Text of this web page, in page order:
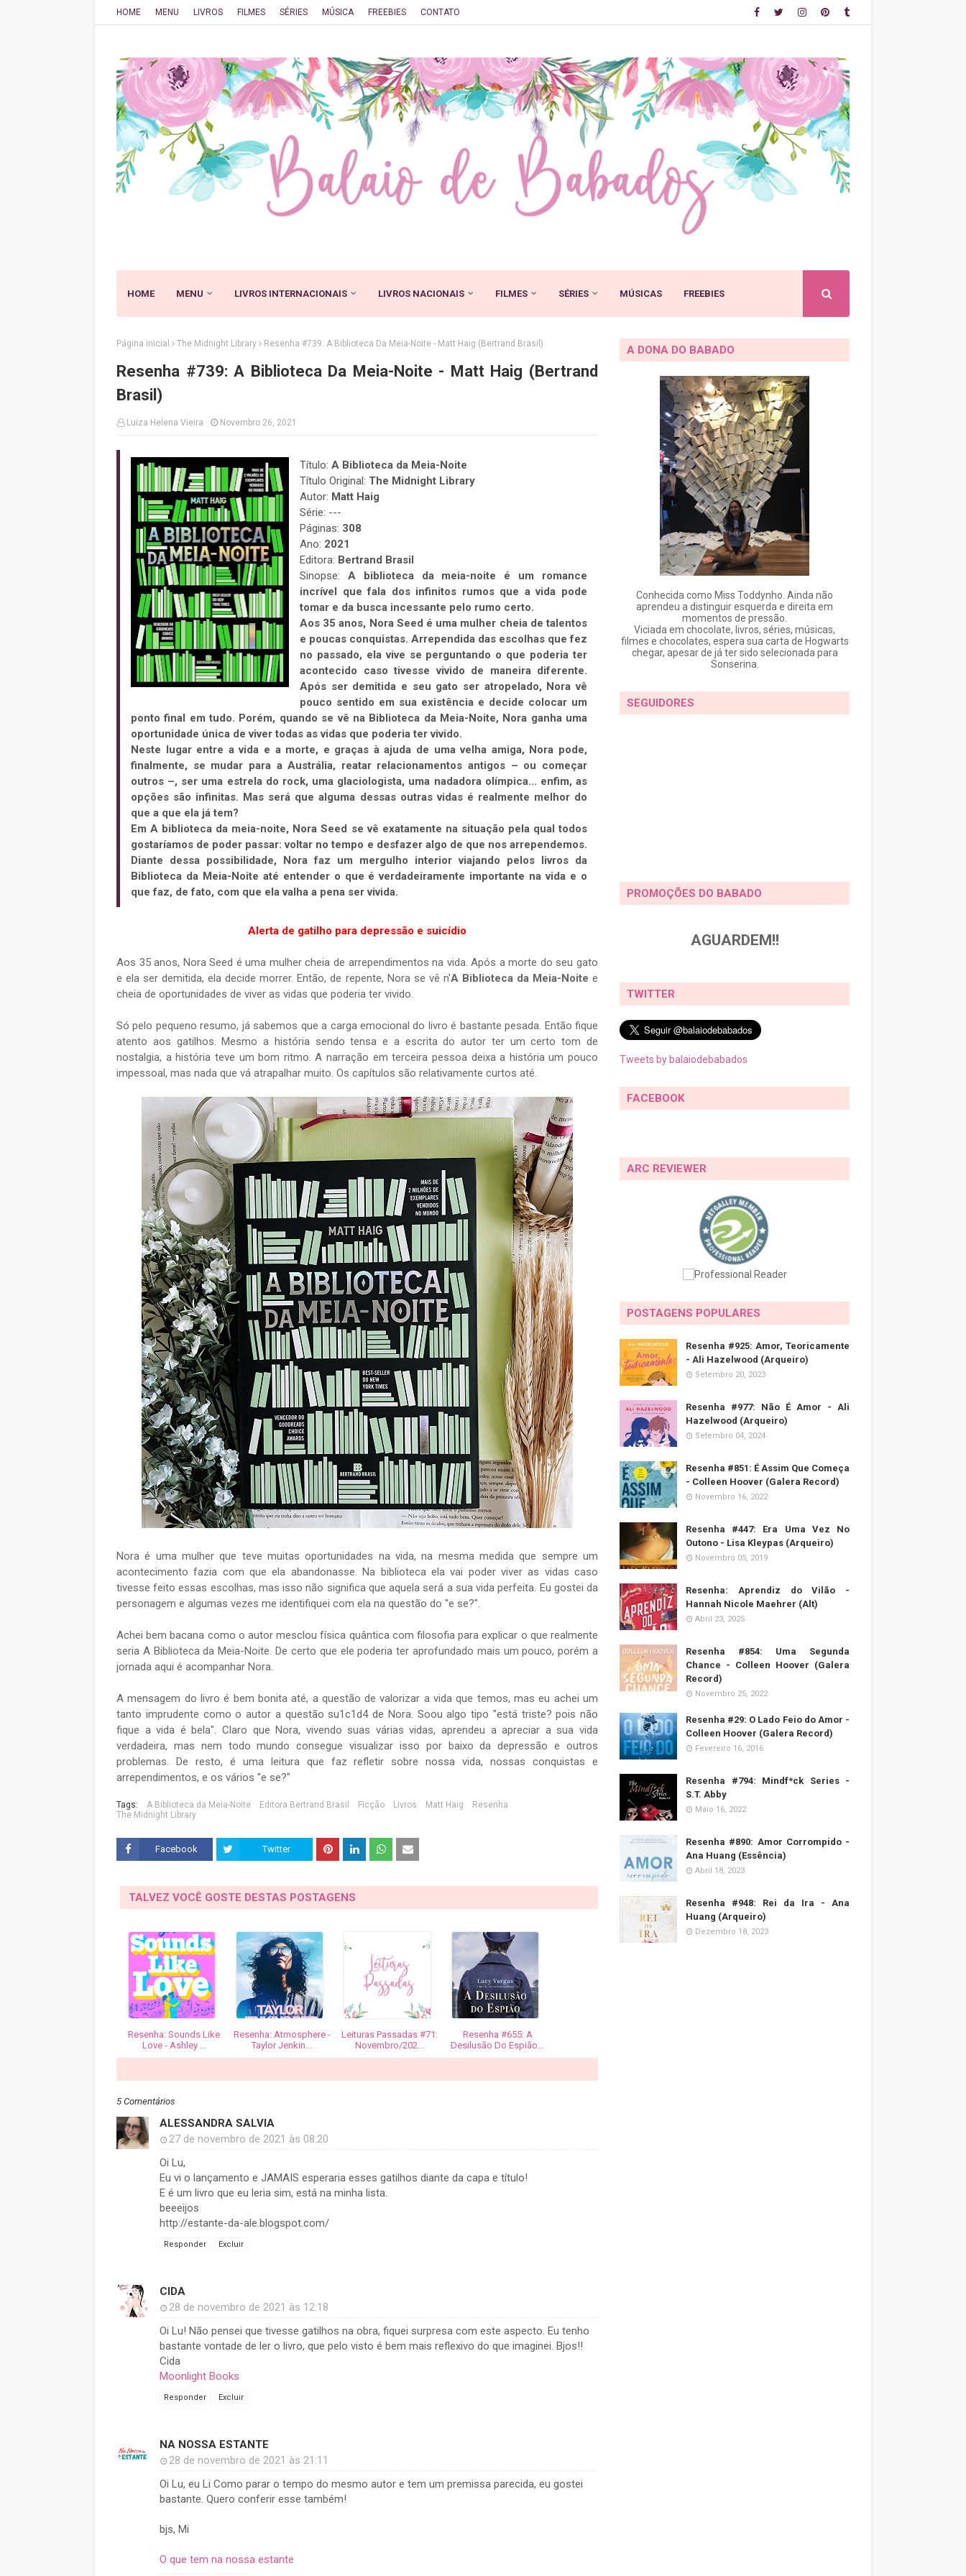
HOME MENU LIVROS FILMES SÉRIES MÚSICA FREEBIES CONTATO
HOME MENU LIVROS INTERNACIONAIS LIVROS NACIONAIS FILMES SÉRIES MÚSICAS FREEBIES
Página inicial The Midnight Library Resenha #739: A Biblioteca Da Meia-Noite - Matt Haig (Bertrand Brasil)
Resenha #739: A Biblioteca Da Meia-Noite - Matt Haig (Bertrand
Brasil)
Luiza Helena Vieira Novembro 26, 2021
Título: A Biblioteca da Meia-Noite
Título Original: The Midnight Library
Autor: Matt Haig
Série: ---
Páginas: 308
Ano: 2021
Editora: Bertrand Brasil
Sinopse: A biblioteca da meia-noite é um romance
incrível que fala dos infinitos rumos que a vida pode
tomar e da busca incessante pelo rumo certo.
Aos 35 anos, Nora Seed é uma mulher cheia de talentos
e poucas conquistas. Arrependida das escolhas que fez
no passado, ela vive se perguntando o que poderia ter
acontecido caso tivesse vivido de maneira diferente.
Após ser demitida e seu gato ser atropelado, Nora vê
pouco sentido em sua existência e decide colocar um
ponto final em tudo. Porém, quando se vê na Biblioteca da Meia-Noite, Nora ganha uma
oportunidade única de viver todas as vidas que poderia ter vivido.
Neste lugar entre a vida e a morte, e graças à ajuda de uma velha amiga, Nora pode,
finalmente, se mudar para a Austrália, reatar relacionamentos antigos – ou começar
outros –, ser uma estrela do rock, uma glaciologista, uma nadadora olímpica... enfim, as
opções são infinitas. Mas será que alguma dessas outras vidas é realmente melhor do
que a que ela já tem?
Em A biblioteca da meia-noite, Nora Seed se vê exatamente na situação pela qual todos
gostaríamos de poder passar: voltar no tempo e desfazer algo de que nos arrependemos.
Diante dessa possibilidade, Nora faz um mergulho interior viajando pelos livros da
Biblioteca da Meia-Noite até entender o que é verdadeiramente importante na vida e o
que faz, de fato, com que ela valha a pena ser vivida.
Alerta de gatilho para depressão e suicídio
Aos 35 anos, Nora Seed é uma mulher cheia de arrependimentos na vida. Após a morte do seu gato
e ela ser demitida, ela decide morrer. Então, de repente, Nora se vê n'A Biblioteca da Meia-Noite e
cheia de oportunidades de viver as vidas que poderia ter vivido.
Só pelo pequeno resumo, já sabemos que a carga emocional do livro é bastante pesada. Então fique
atento aos gatilhos. Mesmo a história sendo tensa e a escrita do autor ter um certo tom de
nostalgia, a história teve um bom ritmo. A narração em terceira pessoa deixa a história um pouco
impessoal, mas nada que vá atrapalhar muito. Os capítulos são relativamente curtos até.
Nora é uma mulher que teve muitas oportunidades na vida, na mesma medida que sempre um
acontecimento fazia com que ela abandonasse. Na biblioteca ela vai poder viver as vidas caso
tivesse feito essas escolhas, mas isso não significa que aquela será a sua vida perfeita. Eu gostei da
personagem e algumas vezes me identifiquei com ela na questão do "e se?".
Achei bem bacana como o autor mesclou física quântica com filosofia para explicar o que realmente
seria A Biblioteca da Meia-Noite. De certo que ele poderia ter aprofundado mais um pouco, porém a
jornada aqui é acompanhar Nora.
A mensagem do livro é bem bonita até, a questão de valorizar a vida que temos, mas eu achei um
tanto imprudente como o autor a questão su1c1d4 de Nora. Soou algo tipo "está triste? pois não
fique a vida é bela". Claro que Nora, vivendo suas várias vidas, aprendeu a apreciar a sua vida
verdadeira, mas nem todo mundo consegue visualizar isso por baixo da depressão e outros
problemas. De resto, é uma leitura que faz refletir sobre nossa vida, nossas conquistas e
arrependimentos, e os vários "e se?"
Tags: A Biblioteca da Meia-Noite Editora Bertrand Brasil Ficção Livros Matt Haig
Resenha
The Midnight Library
Facebook Twitter
TALVEZ VOCÊ GOSTE DESTAS POSTAGENS
Resenha: Sounds Like
Love - Ashley ...
Resenha: Atmosphere -
Taylor Jenkin...
Leituras Passadas #71:
Novembro/202...
Resenha #655: A
Desilusão Do Espião...
5 Comentários
ALESSANDRA SALVIA
27 de novembro de 2021 às 08:20
Oi Lu,
Eu vi o lançamento e JAMAIS esperaria esses gatilhos diante da capa e título!
E é um livro que eu leria sim, está na minha lista.
beeeijos
http://estante-da-ale.blogspot.com/
Responder Excluir
CIDA
28 de novembro de 2021 às 12:18
Oi Lu! Não pensei que tivesse gatilhos na obra, fiquei surpresa com este aspecto. Eu tenho
bastante vontade de ler o livro, que pelo visto é bem mais reflexivo do que imaginei. Bjos!!
Cida
Moonlight Books
Responder Excluir
NA NOSSA ESTANTE
28 de novembro de 2021 às 21:11
Oi Lu, eu Li Como parar o tempo do mesmo autor e tem um premissa parecida, eu gostei
bastante. Quero conferir esse também!
bjs, Mi
O que tem na nossa estante
A DONA DO BABADO
Conhecida como Miss Toddynho. Ainda não
aprendeu a distinguir esquerda e direita em
momentos de pressão.
Viciada em chocolate, livros, séries, músicas,
filmes e chocolates, espera sua carta de Hogwarts
chegar, apesar de já ter sido selecionada para
Sonserina.
SEGUIDORES
PROMOÇÕES DO BABADO
AGUARDEM!!
TWITTER
Tweets by balaiodebabados
FACEBOOK
ARC REVIEWER
POSTAGENS POPULARES
Resenha #925: Amor, Teoricamente
- Ali Hazelwood (Arqueiro)
Setembro 20, 2023
Resenha #977: Não É Amor - Ali
Hazelwood (Arqueiro)
Setembro 04, 2024
Resenha #851: É Assim Que Começa
- Colleen Hoover (Galera Record)
Novembro 16, 2022
Resenha #447: Era Uma Vez No
Outono - Lisa Kleypas (Arqueiro)
Novembro 05, 2019
Resenha: Aprendiz do Vilão -
Hannah Nicole Maehrer (Alt)
Abril 23, 2025
Resenha #854: Uma Segunda
Chance - Colleen Hoover (Galera
Record)
Novembro 25, 2022
Resenha #29: O Lado Feio do Amor -
Colleen Hoover (Galera Record)
Fevereiro 16, 2016
Resenha #794: Mindf*ck Series -
S.T. Abby
Maio 16, 2022
Resenha #890: Amor Corrompido -
Ana Huang (Essência)
Abril 18, 2023
Resenha #948: Rei da Ira - Ana
Huang (Arqueiro)
Dezembro 18, 2023